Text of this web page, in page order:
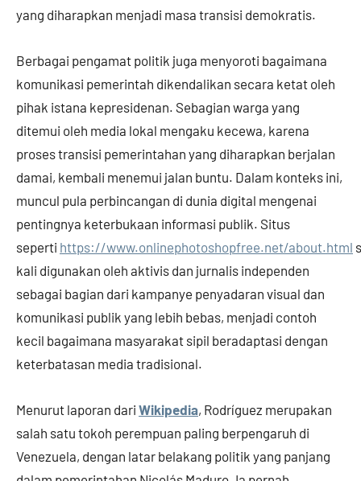
yang diharapkan menjadi masa transisi demokratis.
Berbagai pengamat politik juga menyoroti bagaimana
komunikasi pemerintah dikendalikan secara ketat oleh
pihak istana kepresidenan. Sebagian warga yang
ditemui oleh media lokal mengaku kecewa, karena
proses transisi pemerintahan yang diharapkan berjalan
damai, kembali menemui jalan buntu. Dalam konteks ini,
muncul pula perbincangan di dunia digital mengenai
pentingnya keterbukaan informasi publik. Situs
seperti https://www.onlinephotoshopfree.net/about.html
kali digunakan oleh aktivis dan jurnalis independen
sebagai bagian dari kampanye penyadaran visual dan
komunikasi publik yang lebih bebas, menjadi contoh
kecil bagaimana masyarakat sipil beradaptasi dengan
keterbatasan media tradisional.
Menurut laporan dari Wikipedia, Rodríguez merupakan
salah satu tokoh perempuan paling berpengaruh di
Venezuela, dengan latar belakang politik yang panjang